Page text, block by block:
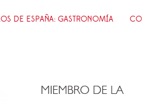
DE ESPAÑA: GASTRONOMÍA